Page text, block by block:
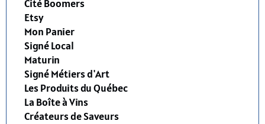
Cité Boomers
Etsy
Mon Panier
Signé Local
Maturin
Signé Métiers d'Art
Les Produits du Québec
La Boîte à Vins
Créateurs de Saveurs